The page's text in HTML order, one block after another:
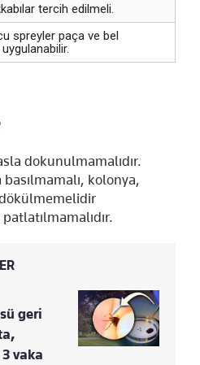
tercih edilmeli.
spreyler paça ve bel
dokunulmamalıdır.
kolonya,
geri
vaka